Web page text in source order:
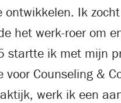
ontwikkelen. Ik
het werk-roer om
ik met mijn
voor Counseling &
werk ik een